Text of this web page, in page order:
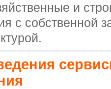
и
с собственной